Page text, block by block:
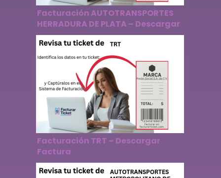
Facturación AUTOTRANSPORTES
HERRADURA DE PLATA – Descargar
Factura
Facturación TRT – Descargar
Factura